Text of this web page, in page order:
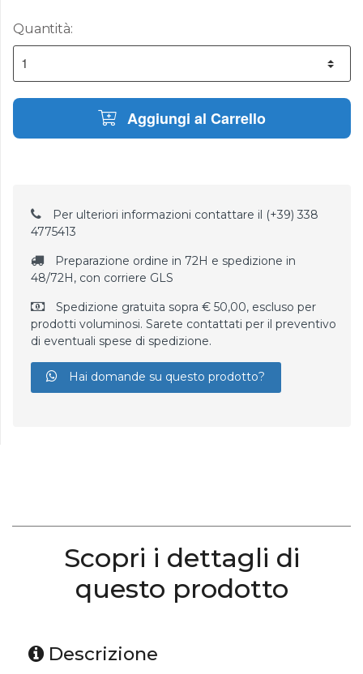
Quantità:
Aggiungi al Carrello
Per ulteriori informazioni contattare il (+39) 338
4775413
Preparazione ordine in 72H e spedizione in
48/72H, con corriere GLS
Spedizione gratuita sopra € 50,00, escluso per
prodotti voluminosi. Sarete contattati per il preventivo
di eventuali spese di spedizione.
Hai domande su questo prodotto?
Scopri i dettagli di
questo prodotto
Descrizione